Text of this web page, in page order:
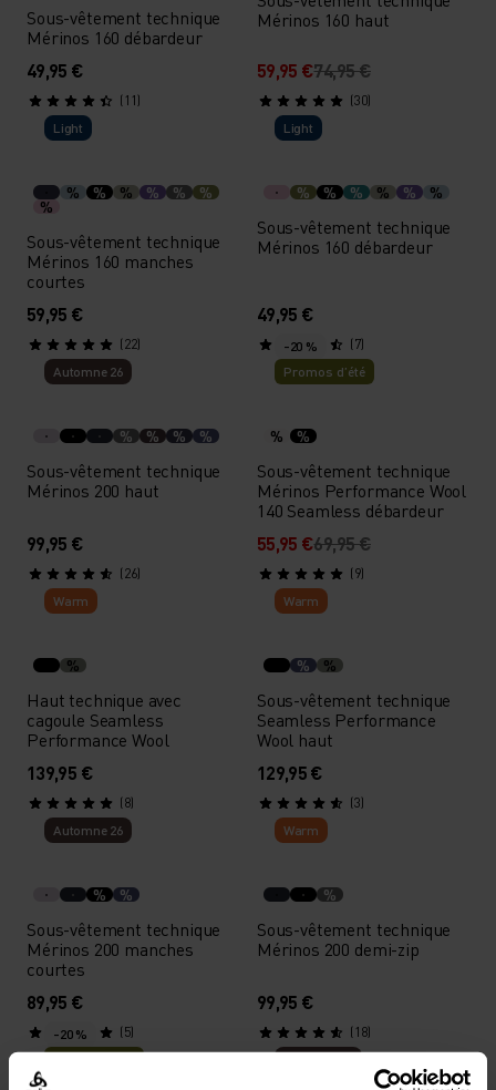
Sous-vêtement technique
Mérinos 160 débardeur
49,95 €
(11)
Mérinos 160 haut
59,95 €74,95 €
(30)
Light
% % % % % %
%
Sous-vêtement technique
Mérinos 160 manches
courtes
59,95 €
(22)
Light
% % % % % %
Sous-vêtement technique
Mérinos 160 débardeur
49,95 €
(7)
Automne 26
% % % %
Sous-vêtement technique
Mérinos 200 haut
99,95 €
(26)
-20 %
Promos d’été
% %
Sous-vêtement technique
Mérinos Performance Wool
140 Seamless débardeur
55,95 €69,95 €
(9)
Warm
%
Haut technique avec
cagoule Seamless
Performance Wool
139,95 €
(8)
Warm
% %
Sous-vêtement technique
Seamless Performance
Wool haut
129,95 €
(3)
Automne 26
% %
Sous-vêtement technique
Mérinos 200 manches
courtes
89,95 €
(5)
Warm
%
Sous-vêtement technique
Mérinos 200 demi-zip
99,95 €
(18)
-20 %